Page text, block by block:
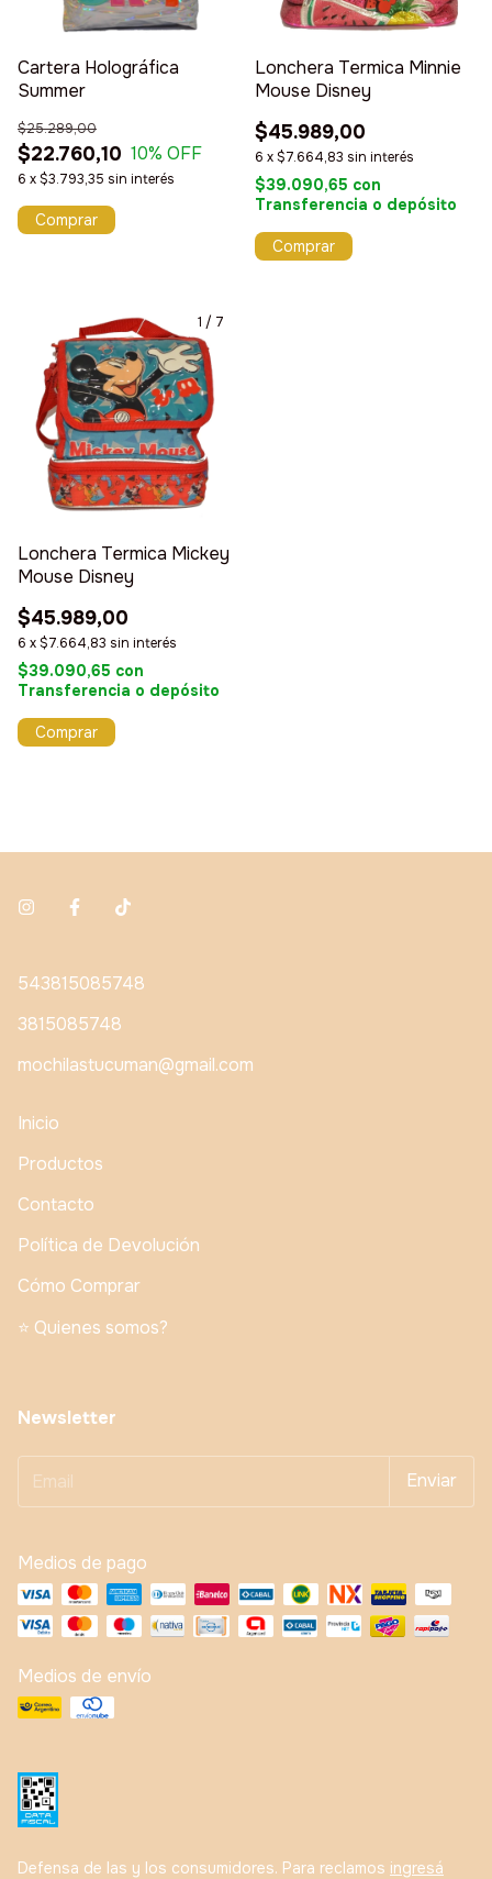
Cartera Holográfica
Summer
$22.760,10
$25.289,00
10% OFF
6 x$3.793,35 sin interés
Lonchera Termica Minnie
Mouse Disney
$45.989,00
6 x$7.664,83 sin interés
$39.090,65 con
Transferencia o depósito
1 / 7
Lonchera Termica Mickey
Mouse Disney
$45.989,00
6 x$7.664,83 sin interés
$39.090,65 con
Transferencia o depósito
543815085748
3815085748
mochilastucuman@gmail.com
Inicio
Productos
Contacto
Política de Devolución
Cómo Comprar
⭐️ Quienes somos?
Newsletter
Medios de pago
Medios de envío
Defensa de las y los consumidores. Para reclamos ingresá